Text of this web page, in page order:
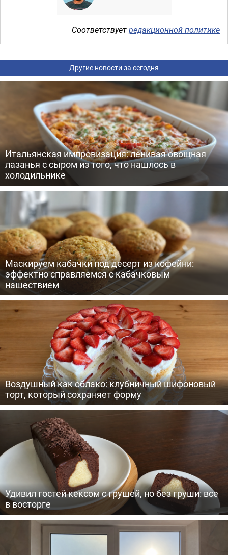
Соответствуетредакционной политике
Другие новости за сегодня
Итальянская импровизация: ленивая овощная
лазанья с сыром из того, что нашлось в
холодильнике
Маскируем кабачки под десерт из кофейни:
эффектно справляемся с кабачковым
нашествием
Воздушный как облако: клубничный шифоновый
торт, который сохраняет форму
Удивил гостей кексом с грушей, но без груши: все
в восторге